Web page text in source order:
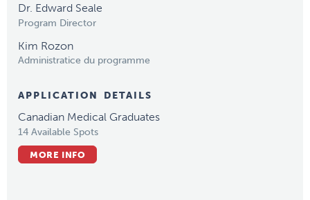
Dr. Edward Seale
Program Director
Kim Rozon
Administratice du programme
APPLICATION DETAILS
Canadian Medical Graduates
14 Available Spots
MORE INFO